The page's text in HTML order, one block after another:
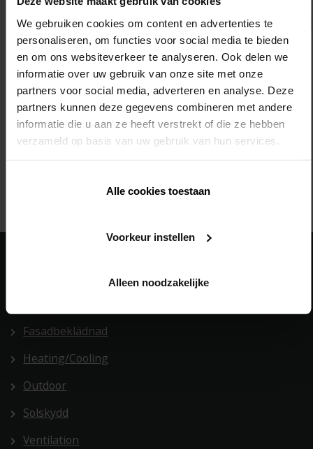
We gebruiken cookies om content en advertenties te
personaliseren, om functies voor social media te bieden
en om ons websiteverkeer te analyseren. Ook delen we
informatie over uw gebruik van onze site met onze
partners voor social media, adverteren en analyse. Deze
partners kunnen deze gegevens combineren met andere
informatie die u aan ze heeft verstrekt of die ze hebben
verzameld op basis van uw gebruik van hun services.
Alle cookies toestaan
Voorkeur instellen
Alleen noodzakelijke
Fasadbeklädnad
Heating/Cooling
Outdoor
Solskydd
Ventilation